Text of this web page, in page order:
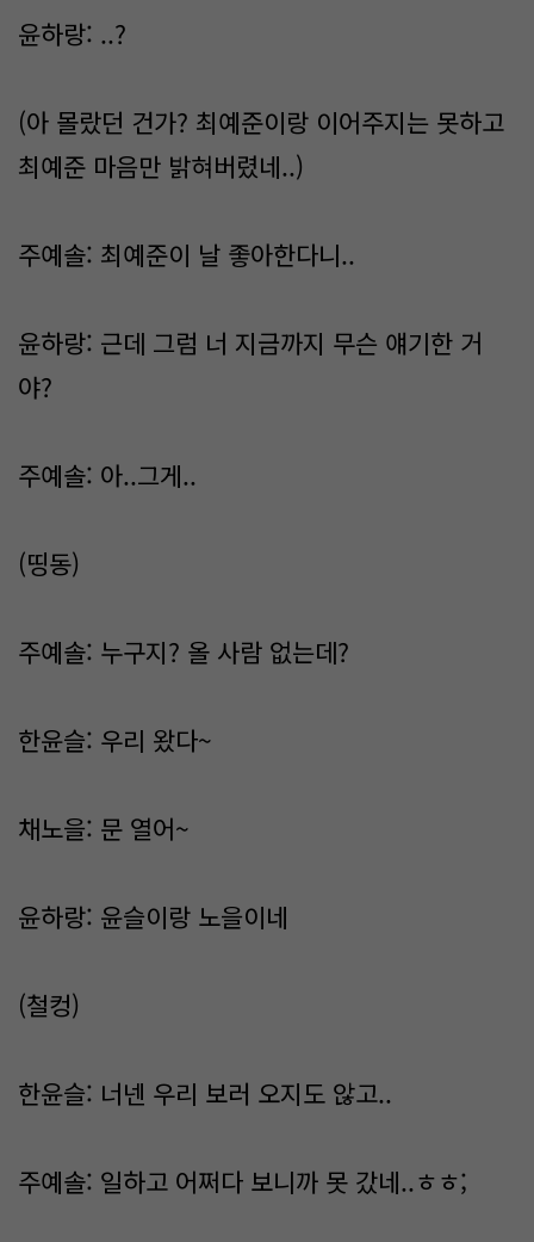
윤하랑: ..?
(아 몰랐던 건가? 최예준이랑 이어주지는 못하고
최예준 마음만 밝혀버렸네..)
주예솔: 최예준이 날 좋아한다니..
윤하랑: 근데 그럼 너 지금까지 무슨 얘기한 거
야?
주예솔: 아..그게..
(띵동)
주예솔: 누구지? 올 사람 없는데?
한윤슬: 우리 왔다~
채노을: 문 열어~
윤하랑: 윤슬이랑 노을이네
(철컹)
한윤슬: 너넨 우리 보러 오지도 않고..
주예솔: 일하고 어쩌다 보니까 못 갔네..ㅎㅎ;